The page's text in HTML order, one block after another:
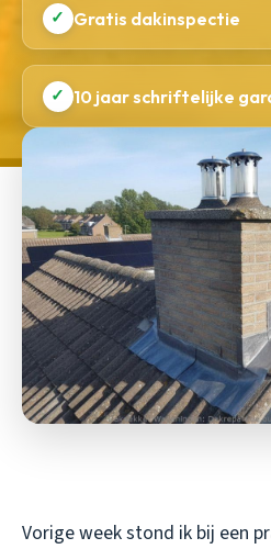
✓ Gratis dakinspectie
✓ 10 jaar schriftelijke
Vorige week stond ik bij een